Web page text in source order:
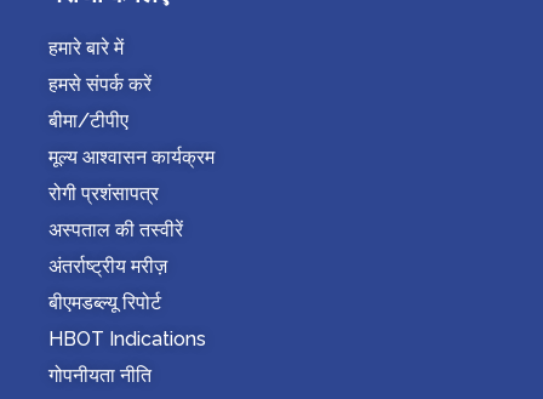
हमारे बारे में
हमसे संपर्क करें
बीमा/टीपीए
मूल्य आश्वासन कार्यक्रम
रोगी प्रशंसापत्र
अस्पताल की तस्वीरें
अंतर्राष्ट्रीय मरीज़
बीएमडब्ल्यू रिपोर्ट
HBOT Indications
गोपनीयता नीति